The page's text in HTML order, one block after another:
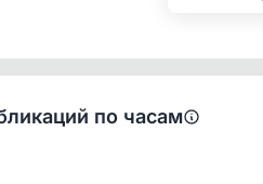
по часам